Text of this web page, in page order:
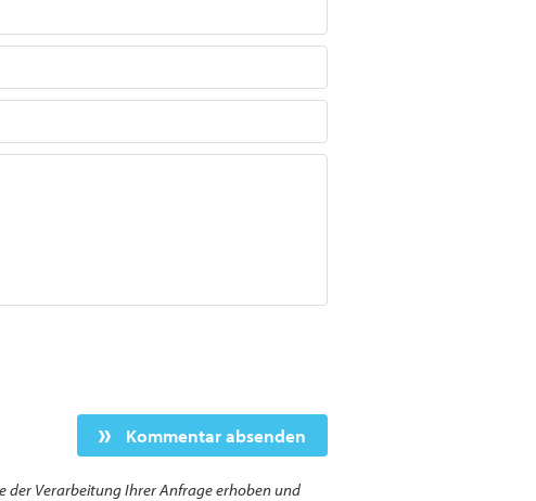
Kommentar absenden
der Verarbeitung Ihrer Anfrage erhoben und